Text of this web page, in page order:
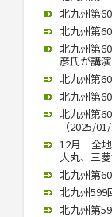
北九州第
北九州第
北九州第
彦氏が講演
北九州第
北九州第
北九州第
（2025/01/
12月 全地
大丸、三
北九州第
北九州
北九州第